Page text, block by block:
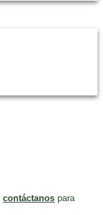
contáctanos para